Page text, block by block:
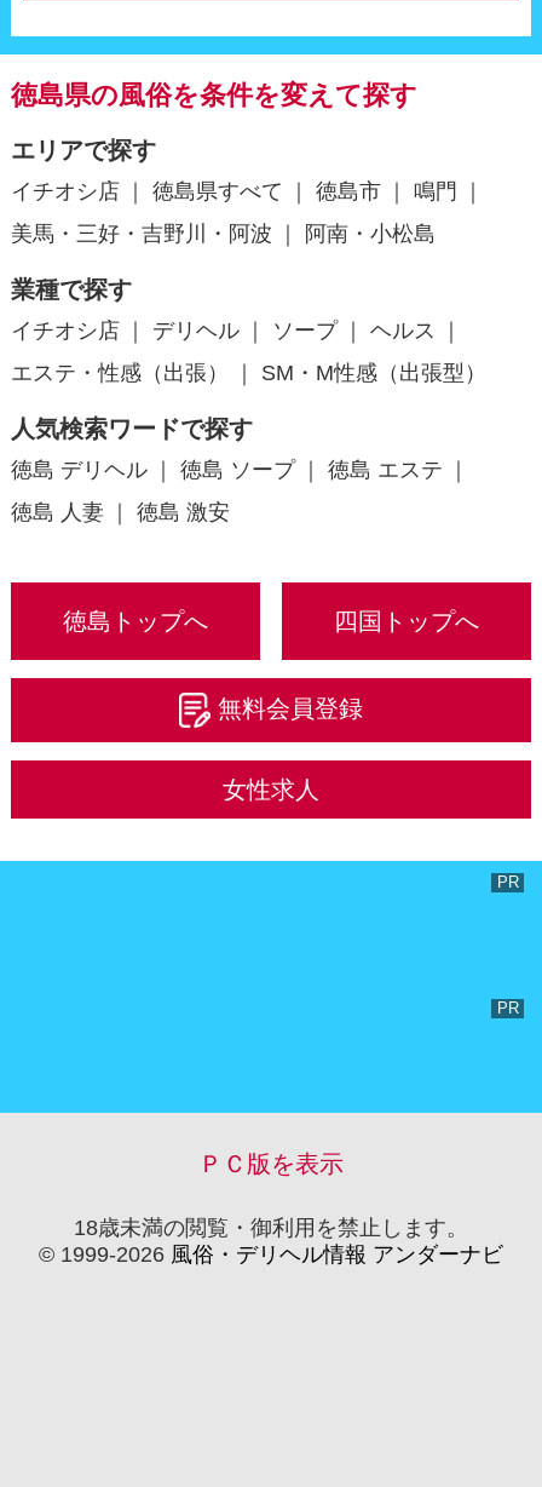
徳島県の風俗を条件を変えて探す
エリアで探す
イチオシ店 徳島県すべて 徳島市
鳴門
美馬・三好・吉野川・阿波
阿南・小松島
業種で探す
イチオシ店 デリヘル ソープ
ヘルス
エステ・性感（出張）
SM・M性感（出張型）
人気検索ワードで探す
徳島 デリヘル 徳島 ソープ
徳島 エステ
徳島 人妻
徳島 激安
徳島トップへ 四国トップへ
無料会員登録
女性求人
ＰＣ版を表示
18歳未満の閲覧・御利用を禁止します。
© 1999-2026 風俗・デリヘル情報 アンダーナビ